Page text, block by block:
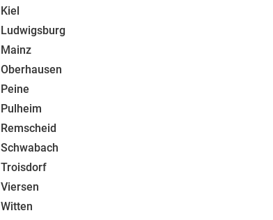
Kiel
Ludwigsburg
Mainz
Oberhausen
Peine
Pulheim
Remscheid
Schwabach
Troisdorf
Viersen
Witten